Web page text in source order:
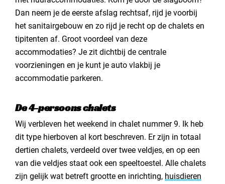
Dan neem je de eerste afslag rechtsaf, rijd je voorbij
het sanitairgebouw en zo rijd je recht op de chalets en
tipitenten af. Groot voordeel van deze
accommodaties? Je zit dichtbij de centrale
voorzieningen en je kunt je auto vlakbij je
accommodatie parkeren.
De 4-persoons chalets
Wij verbleven het weekend in chalet nummer 9. Ik heb
dit type hierboven al kort beschreven. Er zijn in totaal
dertien chalets, verdeeld over twee veldjes, en op een
van die veldjes staat ook een speeltoestel. Alle chalets
zijn gelijk wat betreft grootte en inrichting, huisdieren